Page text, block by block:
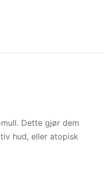
Dette gjør dem
hud, eller atopisk